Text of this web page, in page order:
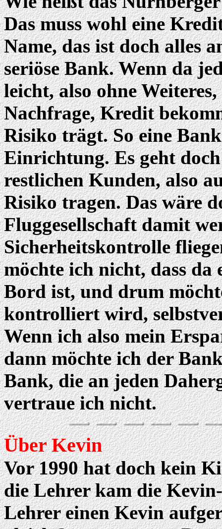
Das muss wohl eine
Name, das ist doch alles
seriöse Bank. Wenn da
leicht, also ohne
Nachfrage, Kredit
Risiko trägt. So eine
Einrichtung. Es geht
restlichen Kunden, also
Risiko tragen. Das wäre
Fluggesellschaft damit
Sicherheitskontrolle
möchte ich nicht, dass
Bord ist, und drum
kontrolliert wird,
Wenn ich also mein
dann möchte ich der
Bank, die an jeden
vertraue ich nicht.
Über Kevin
Vor 1990 hat doch kein
die Lehrer kam die
Lehrer einen Kevin